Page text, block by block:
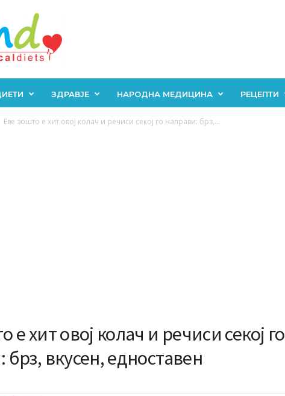
ЗДРАВЈЕ НАРОДНА МЕДИЦИНА РЕЦЕПТИ
Еве зошто е хит овој колач и речиси секој го направи: брз,...
е хит овој колач и речиси секој го
брз, вкусен, едноставен